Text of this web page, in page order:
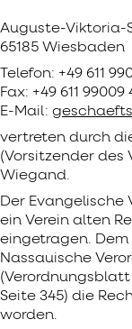
Auguste-Viktoria-
65185 Wiesbaden
Telefon: +49 611
Fax: +49 611 99009
E-Mail:
vertreten durch
(Vorsitzender des
Wiegand.
Der Evangelische
ein Verein alten
eingetragen. Dem
Nassauische
(Verordnungsblatt
Seite 345) die
worden.